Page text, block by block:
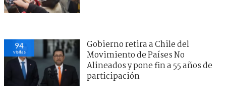
94
visitas
Gobierno retira a Chile del
Movimiento de Países No
Alineados y pone fin a 55 años de
participación